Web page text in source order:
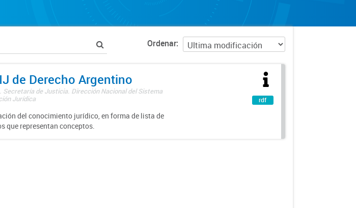
Ordenar
de Derecho Argentino
de Justicia. Dirección Nacional del Sistema
Jurídica
del conocimiento jurídico, en forma de lista de
que representan conceptos.
rdf